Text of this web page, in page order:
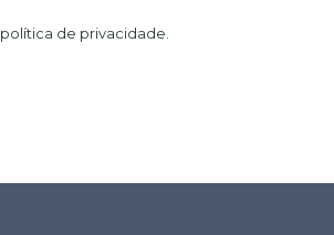
política de privacidade